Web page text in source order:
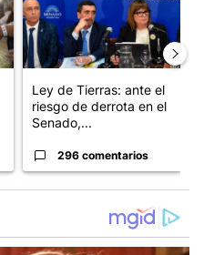
Ley de Tierras: ante el
riesgo de derrota en el
Senado,...
296 comentarios